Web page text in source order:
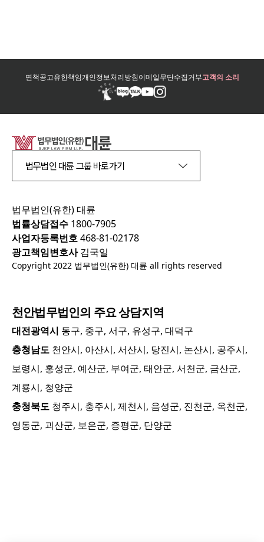
면책공고유한책임개인정보처리방침이메일무단수집거부고객의 소리
법무법인 대륜 그룹 바로가기
법무법인(유한) 대륜
법률상담접수 1800-7905
사업자등록번호468-81-02178
광고책임변호사김국일
Copyright 2022 법무법인(유한) 대륜 all rights reserved
천안법무법인의 주요 상담지역
대전광역시 동구, 중구, 서구, 유성구, 대덕구
충청남도 천안시, 아산시, 서산시, 당진시, 논산시, 공주시,
보령시, 홍성군, 예산군, 부여군, 태안군, 서천군, 금산군,
계룡시, 청양군
충청북도 청주시, 충주시, 제천시, 음성군, 진천군, 옥천군,
영동군, 괴산군, 보은군, 증평군, 단양군